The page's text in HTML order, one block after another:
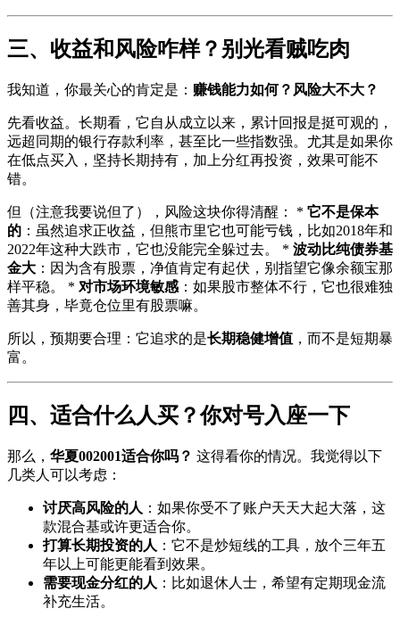
三、收益和风险咋样？别光看贼吃肉
我知道，你最关心的肯定是： 赚钱能力如何？风险大不大？
先看收益。长期看，它自从成立以来，累计回报是挺可观的，
远超同期的银行存款利率，甚至比一些指数强。尤其是如果你
在低点买入，坚持长期持有，加上分红再投资，效果可能不
错。
但（注意我要说但了），风险这块你得清醒： * 它不是保本
的 ：虽然追求正收益，但熊市里它也可能亏钱，比如2018年和
2022年这种大跌市，它也没能完全躲过去。 * 波动比纯债券基
金大 ：因为含有股票，净值肯定有起伏，别指望它像余额宝那
样平稳。 * 对市场环境敏感 ：如果股市整体不行，它也很难独
善其身，毕竟仓位里有股票嘛。
所以，预期要合理：它追求的是长期稳健增值 ，而不是短期暴
富。
四、适合什么人买？你对号入座一下
那么， 华夏002001适合你吗？ 这得看你的情况。我觉得以下
几类人可以考虑：
讨厌高风险的人 ：如果你受不了账户天天大起大落，这
款混合基或许更适合你。
打算长期投资的人 ：它不是炒短线的工具，放个三年五
年以上可能更能看到效果。
需要现金分红的人 ：比如退休人士，希望有定期现金流
补充生活。